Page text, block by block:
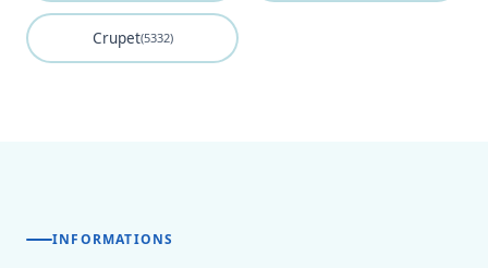
Crupet(5332)
INFORMATIONS